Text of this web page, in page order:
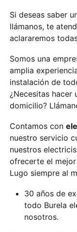
Si deseas saber
llámanos, te
aclararemos
Somos una
amplia
instalación de
¿Necesitas hacer
domicilio?
Contamos con
nuestro servicio
nuestros
ofrecerte el
Lugo siempre al
30 años de
todo Burela
nosotros.